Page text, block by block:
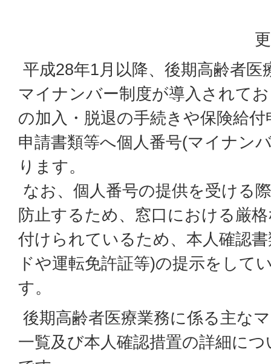
平成28年1月以降、後期高齢者
マイナンバー制度が導入されて
の加入・脱退の手続きや保険給
申請書類等へ個人番号(マイナン
ります。
なお、個人番号の提供を受ける
防止するため、窓口における厳
付けられているため、本人確認
ドや運転免許証等)の提示をして
す。
後期高齢者医療業務に係る主な
一覧及び本人確認措置の詳細に